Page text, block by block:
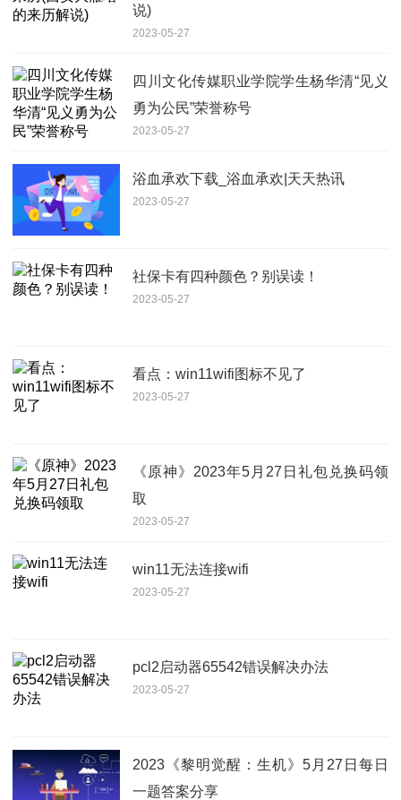
说)
2023-05-27
四川文化传媒职业学院学生杨华清“见义
勇为公民”荣誉称号
2023-05-27
浴血承欢下载_浴血承欢|天天热讯
2023-05-27
社保卡有四种颜色？别误读！
2023-05-27
看点：win11wifi图标不见了
2023-05-27
《原神》2023年5月27日礼包兑换码领
取
2023-05-27
win11无法连接wifi
2023-05-27
pcl2启动器65542错误解决办法
2023-05-27
2023《黎明觉醒：生机》5月27日每日
一题答案分享